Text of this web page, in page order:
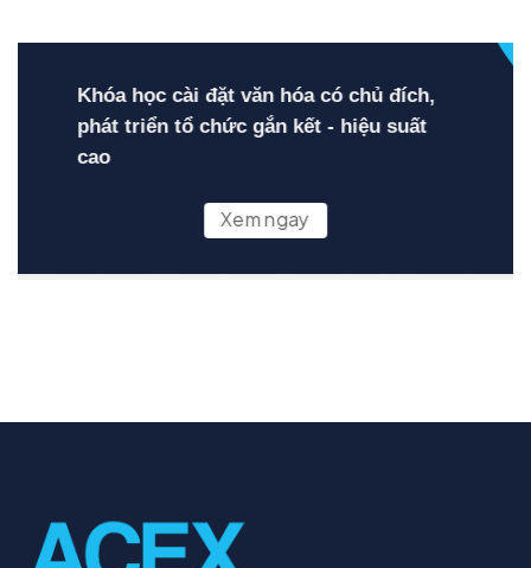
Khóa học cài đặt văn hóa có chủ đích,
phát triển tổ chức gắn kết - hiệu suất
cao
Xem ngay